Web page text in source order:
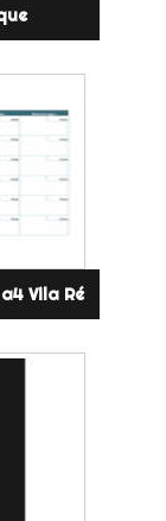
Vila Ré